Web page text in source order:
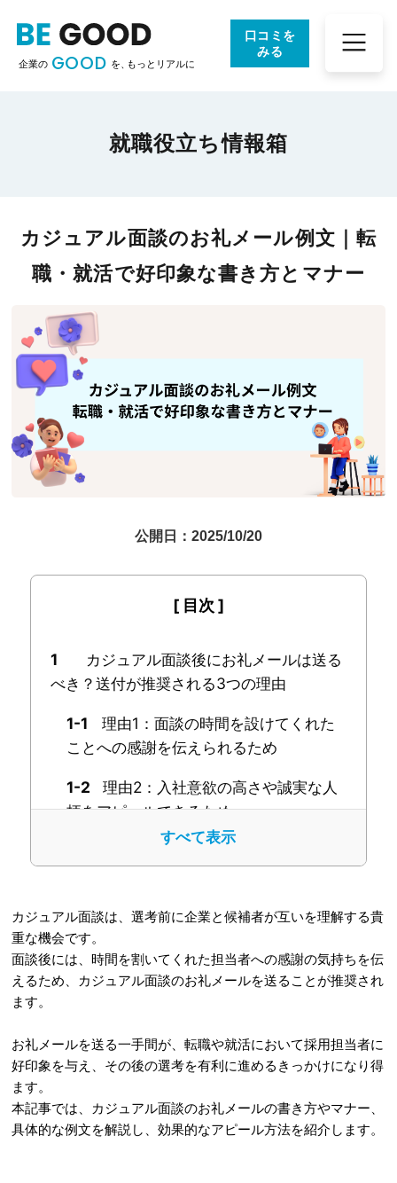
企業の GOOD を、もっとリアルに
口コミを
みる
就職役立ち情報箱
カジュアル面談のお礼メール例文｜転
職・就活で好印象な書き方とマナー
公開日：2025/10/20
1
カジュアル面談後にお礼メールは送る
べき？送付が推奨される3つの理由
1-1
理由1：面談の時間を設けてくれた
ことへの感謝を伝えられるため
1-2
理由2：入社意欲の高さや誠実な人
柄をアピールできるため
理由3：採用担当者の記憶に残りや
2
【基本構成】カジュアル面談のお礼メ
ールに盛り込むべき6つの要素
2-1 件名：用件と氏名が一目でわかるよ
2-2 宛名：会社名・部署名・担当者名
を正確に書く
2-3 挨拶：面談の機会をいただいたこ
とへのお礼を述べる
すべて表示
カジュアル面談は、選考前に企業と候補者が互いを理解する貴
重な機会です。
面談後には、時間を割いてくれた担当者への感謝の気持ちを伝
えるため、カジュアル面談のお礼メールを送ることが推奨され
ます。
お礼メールを送る一手間が、転職や就活において採用担当者に
好印象を与え、その後の選考を有利に進めるきっかけになり得
ます。
本記事では、カジュアル面談のお礼メールの書き方やマナー、
具体的な例文を解説し、効果的なアピール方法を紹介します。